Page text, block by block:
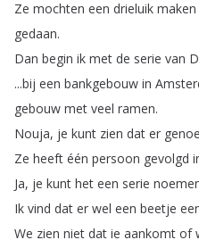
Ze mochten een drieluik maken
gedaan.
Dan begin ik met de serie van
...bij een bankgebouw in
gebouw met veel ramen.
Nouja, je kunt zien dat er
Ze heeft één persoon gevolgd
Ja, je kunt het een serie
Ik vind dat er wel een beetje
We zien niet dat ie aankomt of